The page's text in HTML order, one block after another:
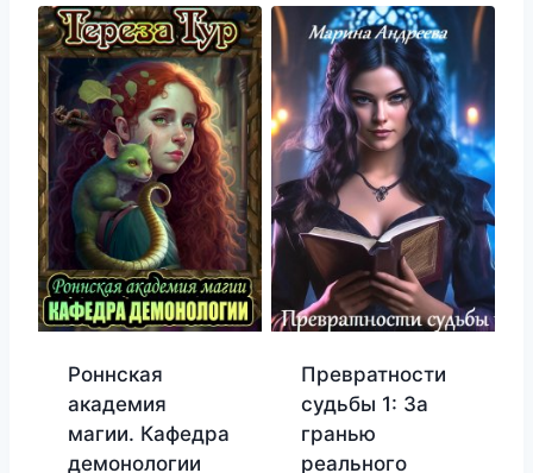
Роннская
академия
магии. Кафедра
демонологии
Превратности
судьбы 1: За
гранью
реального